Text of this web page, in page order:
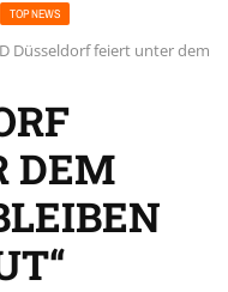
TOP NEWS
Düsseldorf feiert unter dem
DEM